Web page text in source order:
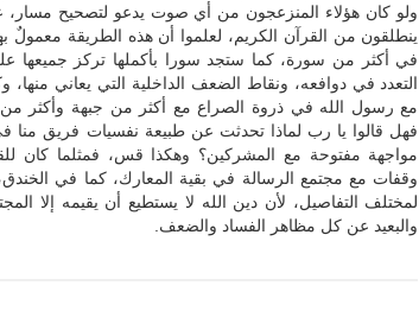
ولو كان هؤلاء المنزعجون من أي صوت يدعو لتصحيح
ينطلقون من القرآن الكريم، لعلموا أن هذه الطريقة معمولٌ
في أكثر من سورة، كما ستجد سورا بأكملها تركز جميعها
التعدد في دوافعه، ونقاط الضعف الداخلية التي يعاني
مع رسول الله في ذروة الصراع مع أكثر من جبهة وأكثر من
فهل قالوا يا رب لماذا تحدثت عن طبيعة نفسيات فريق منا
مواجهة مفتوحة مع المشركين؟ وهكذا قس، فمثلما كان
وقفات مع مجتمع الرسالة في بقية المعارك، كما في
لمختلف التفاصيل، لأن دين الله لا يستطيع أن يقيمه إلا
والبعيد عن كل مظاهر الفساد والضعف.